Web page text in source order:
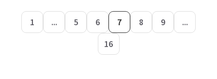
1 ... 5 6 7 8 9
...
16